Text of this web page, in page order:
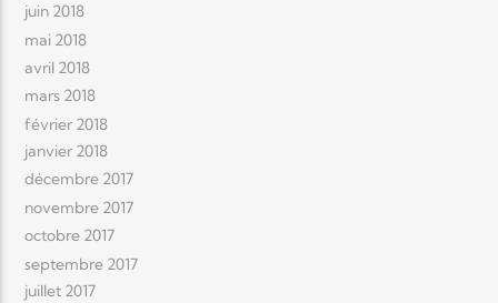
juin 2018
mai 2018
avril 2018
mars 2018
février 2018
janvier 2018
décembre 2017
novembre 2017
octobre 2017
septembre 2017
juillet 2017